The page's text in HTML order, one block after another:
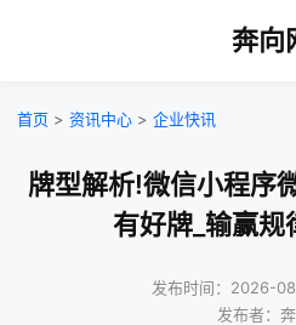
奔向
首页 > 资讯中心 > 企业快讯
牌型解析!微信小程序
有好牌_输赢
发布时间：2026-
发布者：